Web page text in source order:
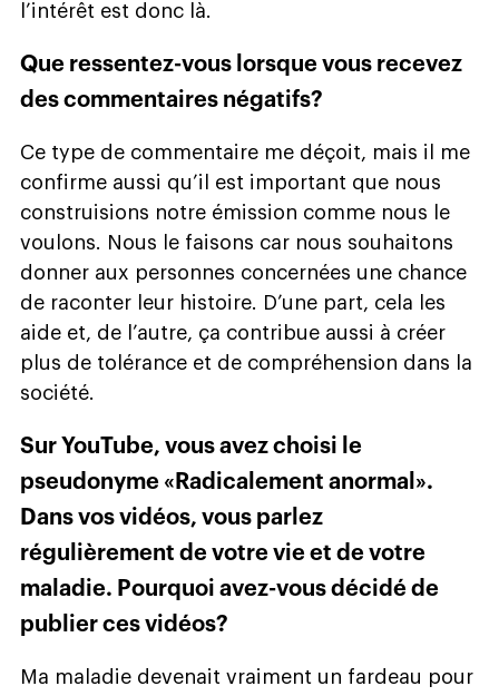
l’intérêt est donc là.
Que ressentez-vous lorsque vous recevez
des commentaires négatifs?
Ce type de commentaire me déçoit, mais il me
confirme aussi qu’il est important que nous
construisions notre émission comme nous le
voulons. Nous le faisons car nous souhaitons
donner aux personnes concernées une chance
de raconter leur histoire. D’une part, cela les
aide et, de l’autre, ça contribue aussi à créer
plus de tolérance et de compréhension dans la
société.
Sur YouTube, vous avez choisi le
pseudonyme «Radicalement anormal».
Dans vos vidéos, vous parlez
régulièrement de votre vie et de votre
maladie. Pourquoi avez-vous décidé de
publier ces vidéos?
Ma maladie devenait vraiment un fardeau pour